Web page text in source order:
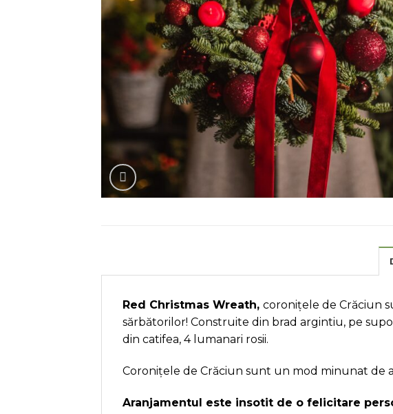
Red Christmas Wreath, coronițele de Crăciun
sărbătorilor! Construite din brad argintiu, pe
din catifea, 4 lumanari rosii.
Coronițele de Crăciun sunt un mod minunat de
Aranjamentul este insotit de o felicitare